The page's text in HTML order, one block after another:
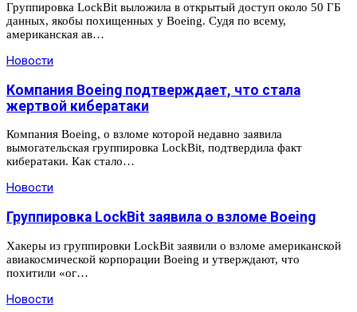
Группировка LockBit выложила в открытый доступ около 50 ГБ
данных, якобы похищенных у Boeing. Судя по всему,
американская ав…
Новости
Компания Boeing подтверждает, что стала
жертвой кибератаки
Компания Boeing, о взломе которой недавно заявила
вымогательская группировка LockBit, подтвердила факт
кибератаки. Как стало…
Новости
Группировка LockBit заявила о взломе Boeing
Хакеры из группировки LockBit заявили о взломе американской
авиакосмической корпорации Boeing и утверждают, что
похитили «ог…
Новости